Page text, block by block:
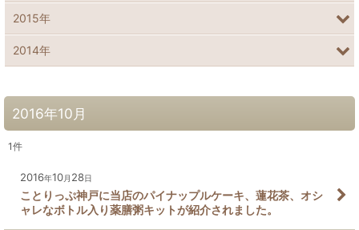
2016年10月
1件
2016年10月 28日
ことりっぷ神戸に当店のパイナップルケーキ、蓮花茶、オシ
ャレなボトル入り薬膳粥キットが紹介されました。
2015年
2014年